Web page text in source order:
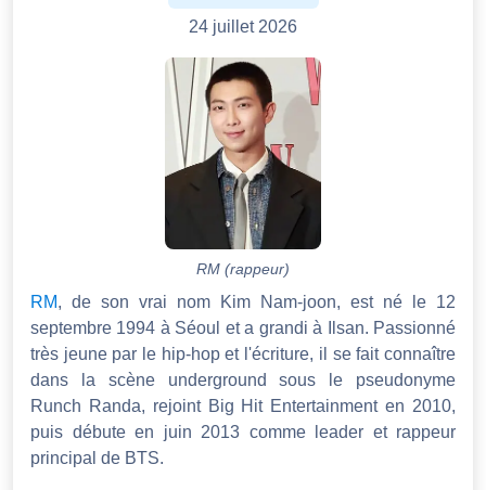
24 juillet 2026
RM (rappeur)
RM, de son vrai nom Kim Nam-joon, est né le 12
septembre 1994 à Séoul et a grandi à Ilsan. Passionné
très jeune par le hip-hop et l'écriture, il se fait connaître
dans la scène underground sous le pseudonyme
Runch Randa, rejoint Big Hit Entertainment en 2010,
puis débute en juin 2013 comme leader et rappeur
principal de BTS.